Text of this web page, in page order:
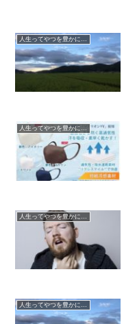
人生ってやつを豊かにする情報
人生ってやつを豊かにする情報